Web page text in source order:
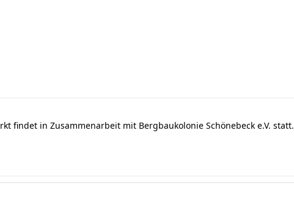
findet in Zusammenarbeit mit Bergbaukolonie Schönebeck e.V. statt.